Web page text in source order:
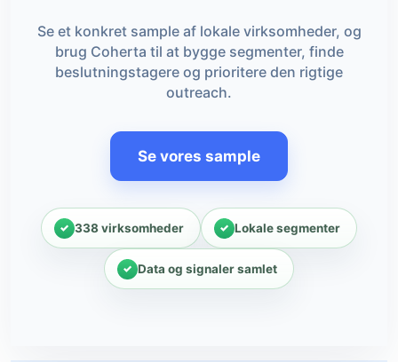
Se et konkret sample af lokale virksomheder, og
brug Coherta til at bygge segmenter, finde
beslutningstagere og prioritere den rigtige
outreach.
Se vores sample
338 virksomheder Lokale segmenter
Data og signaler samlet